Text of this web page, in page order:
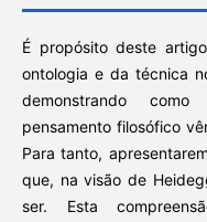
É propósito deste
ontologia e da técnica
demonstrando
pensamento filosófico
Para tanto,
que, na visão de
ser. Esta